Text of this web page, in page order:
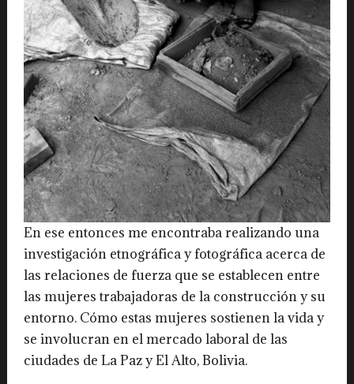
En ese entonces me encontraba realizando una
investigación etnográfica y fotográfica acerca de
las relaciones de fuerza que se establecen entre
las mujeres trabajadoras de la construcción y su
entorno. Cómo estas mujeres sostienen la vida y
se involucran en el mercado laboral de las
ciudades de La Paz y El Alto, Bolivia.